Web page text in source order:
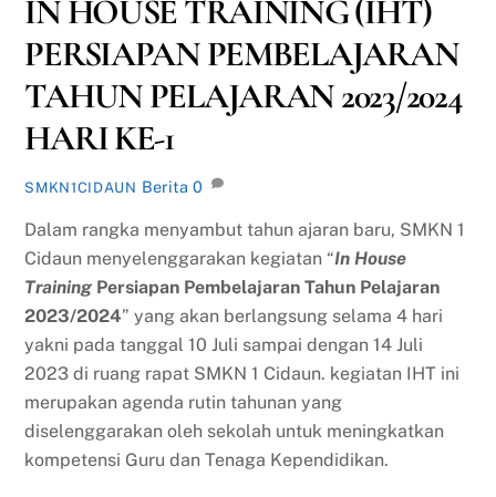
IN HOUSE TRAINING (IHT)
PERSIAPAN PEMBELAJARAN
TAHUN PELAJARAN 2023/2024
HARI KE-1
SMKN1CIDAUN Berita 0
Dalam rangka menyambut tahun ajaran baru, SMKN 1
Cidaun menyelenggarakan kegiatan “In House
Training Persiapan Pembelajaran Tahun Pelajaran
2023/2024” yang akan berlangsung selama 4 hari
yakni pada tanggal 10 Juli sampai dengan 14 Juli
2023 di ruang rapat SMKN 1 Cidaun. kegiatan IHT ini
merupakan agenda rutin tahunan yang
diselenggarakan oleh sekolah untuk meningkatkan
kompetensi Guru dan Tenaga Kependidikan.